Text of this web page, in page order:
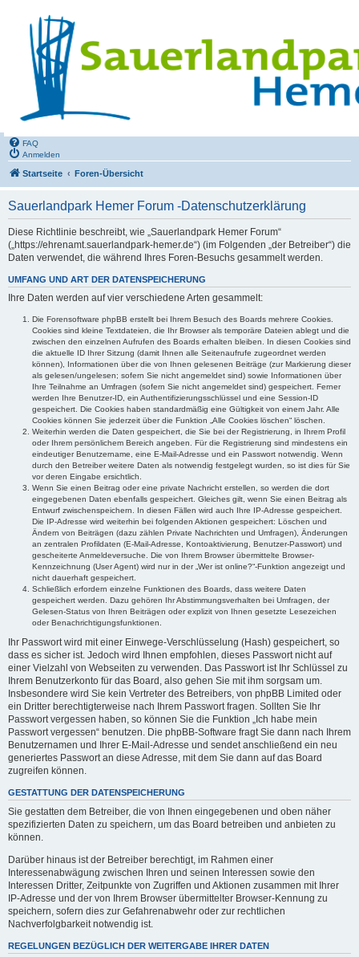
FAQ
Anmelden
Startseite Foren-Übersicht
Sauerlandpark Hemer Forum -Datenschutzerklärung
Diese Richtlinie beschreibt, wie „Sauerlandpark Hemer Forum“
(„https://ehrenamt.sauerlandpark-hemer.de“) (im Folgenden „der Betreiber“) die
Daten verwendet, die während Ihres Foren-Besuchs gesammelt werden.
UMFANG UND ART DER DATENSPEICHERUNG
Ihre Daten werden auf vier verschiedene Arten gesammelt:
Die Forensoftware phpBB erstellt bei Ihrem Besuch des Boards mehrere Cookies.
Cookies sind kleine Textdateien, die Ihr Browser als temporäre Dateien ablegt und die
zwischen den einzelnen Aufrufen des Boards erhalten bleiben. In diesen Cookies sind
die aktuelle ID Ihrer Sitzung (damit Ihnen alle Seitenaufrufe zugeordnet werden
können), Informationen über die von Ihnen gelesenen Beiträge (zur Markierung dieser
als gelesen/ungelesen; sofern Sie nicht angemeldet sind) sowie Informationen über
Ihre Teilnahme an Umfragen (sofern Sie nicht angemeldet sind) gespeichert. Ferner
werden Ihre Benutzer-ID, ein Authentifizierungsschlüssel und eine Session-ID
gespeichert. Die Cookies haben standardmäßig eine Gültigkeit von einem Jahr. Alle
Cookies können Sie jederzeit über die Funktion „Alle Cookies löschen“ löschen.
Weiterhin werden die Daten gespeichert, die Sie bei der Registrierung, in Ihrem Profil
oder Ihrem persönlichem Bereich angeben. Für die Registrierung sind mindestens ein
eindeutiger Benutzername, eine E-Mail-Adresse und ein Passwort notwendig. Wenn
durch den Betreiber weitere Daten als notwendig festgelegt wurden, so ist dies für Sie
vor deren Eingabe ersichtlich.
Wenn Sie einen Beitrag oder eine private Nachricht erstellen, so werden die dort
eingegebenen Daten ebenfalls gespeichert. Gleiches gilt, wenn Sie einen Beitrag als
Entwurf zwischenspeichern. In diesen Fällen wird auch Ihre IP-Adresse gespeichert.
Die IP-Adresse wird weiterhin bei folgenden Aktionen gespeichert: Löschen und
Ändern von Beiträgen (dazu zählen Private Nachrichten und Umfragen), Änderungen
an zentralen Profildaten (E-Mail-Adresse, Kontoaktivierung, Benutzer-Passwort) und
gescheiterte Anmeldeversuche. Die von Ihrem Browser übermittelte Browser-
Kennzeichnung (User Agent) wird nur in der „Wer ist online?“-Funktion angezeigt und
nicht dauerhaft gespeichert.
Schließlich erfordern einzelne Funktionen des Boards, dass weitere Daten
gespeichert werden. Dazu gehören Ihr Abstimmungsverhalten bei Umfragen, der
Gelesen-Status von Ihren Beiträgen oder explizit von Ihnen gesetzte Lesezeichen
oder Benachrichtigungsfunktionen.
Ihr Passwort wird mit einer Einwege-Verschlüsselung (Hash) gespeichert, so
dass es sicher ist. Jedoch wird Ihnen empfohlen, dieses Passwort nicht auf
einer Vielzahl von Webseiten zu verwenden. Das Passwort ist Ihr Schlüssel zu
Ihrem Benutzerkonto für das Board, also gehen Sie mit ihm sorgsam um.
Insbesondere wird Sie kein Vertreter des Betreibers, von phpBB Limited oder
ein Dritter berechtigterweise nach Ihrem Passwort fragen. Sollten Sie Ihr
Passwort vergessen haben, so können Sie die Funktion „Ich habe mein
Passwort vergessen“ benutzen. Die phpBB-Software fragt Sie dann nach Ihrem
Benutzernamen und Ihrer E-Mail-Adresse und sendet anschließend ein neu
generiertes Passwort an diese Adresse, mit dem Sie dann auf das Board
zugreifen können.
GESTATTUNG DER DATENSPEICHERUNG
Sie gestatten dem Betreiber, die von Ihnen eingegebenen und oben näher
spezifizierten Daten zu speichern, um das Board betreiben und anbieten zu
können.
Darüber hinaus ist der Betreiber berechtigt, im Rahmen einer
Interessenabwägung zwischen Ihren und seinen Interessen sowie den
Interessen Dritter, Zeitpunkte von Zugriffen und Aktionen zusammen mit Ihrer
IP-Adresse und der von Ihrem Browser übermittelter Browser-Kennung zu
speichern, sofern dies zur Gefahrenabwehr oder zur rechtlichen
Nachverfolgbarkeit notwendig ist.
REGELUNGEN BEZÜGLICH DER WEITERGABE IHRER DATEN